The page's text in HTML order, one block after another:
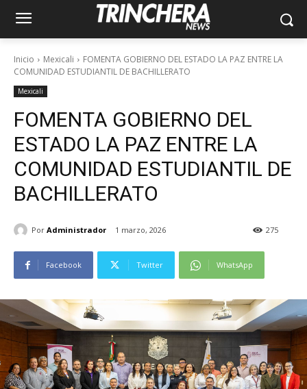
Inicio Mexicali
FOMENTA GOBIERNO DEL ESTADO LA PAZ ENTRE LA
COMUNIDAD ESTUDIANTIL DE BACHILLERATO
Mexicali
FOMENTA GOBIERNO DEL
ESTADO LA PAZ ENTRE LA
COMUNIDAD ESTUDIANTIL DE
BACHILLERATO
Por Administrador 1 marzo, 2026 275
Facebook Twitter WhatsApp